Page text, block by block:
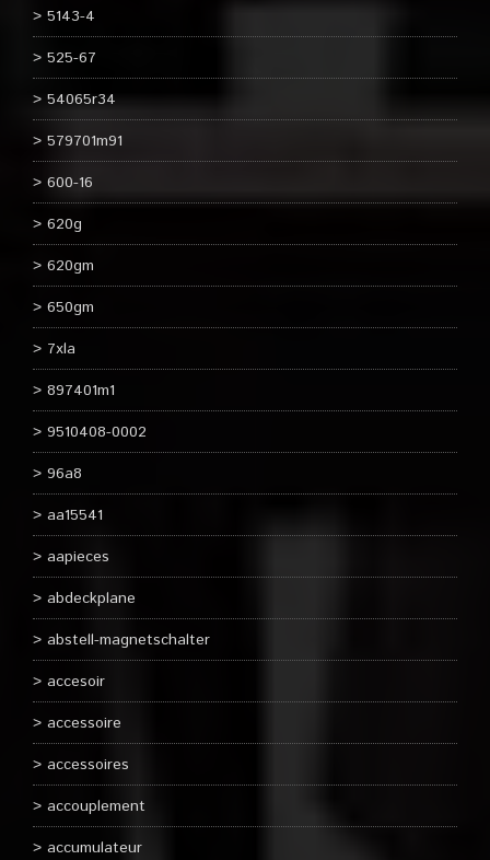
5143-4
525-67
54065r34
579701m91
600-16
620g
620gm
650gm
7xla
897401m1
9510408-0002
96a8
aa15541
aapieces
abdeckplane
abstell-magnetschalter
accesoir
accessoire
accessoires
accouplement
accumulateur